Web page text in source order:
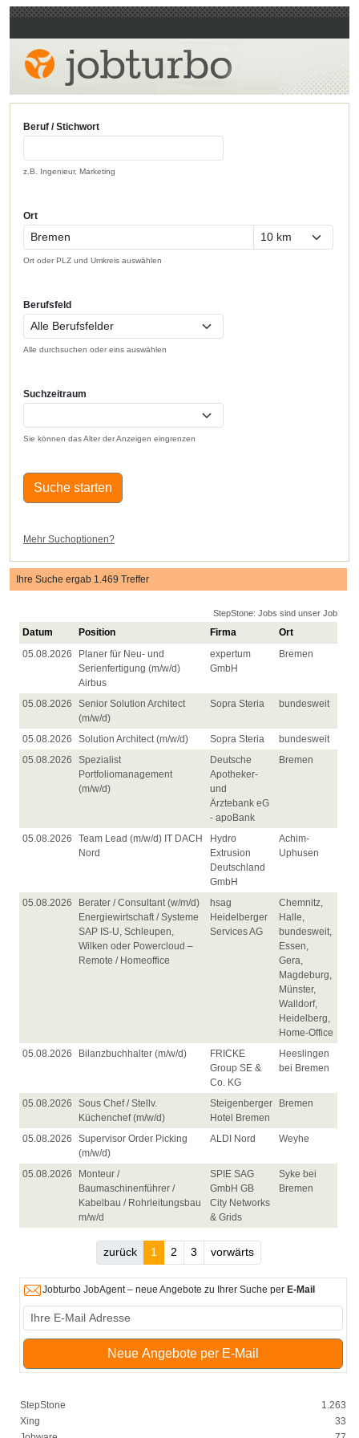
Beruf / Stichwort
z.B. Ingenieur, Marketing
Ort
Ort oder PLZ und Umkreis auswählen
Berufsfeld
Alle durchsuchen oder eins auswählen
Suchzeitraum
Sie können das Alter der Anzeigen eingrenzen
Suche starten
Mehr Suchoptionen?
Ihre Suche ergab 1.469 Treffer
StepStone: Jobs sind unser Job
Datum Position Firma
Ort
05.08.2026
Planer für Neu- und
Serienfertigung (m/w/d)
Airbus
expertum
GmbH
Bremen
05.08.2026
Senior Solution Architect
(m/w/d)
Sopra Steria bundesweit
05.08.2026 Solution Architect (m/w/d) Sopra Steria
bundesweit
05.08.2026
Spezialist
Portfoliomanagement
(m/w/d)
Deutsche
Apotheker-
und
Ärztebank eG
- apoBank
Bremen
05.08.2026
Team Lead (m/w/d) IT DACH
Nord
Hydro
Extrusion
Deutschland
GmbH
Achim-
Uphusen
05.08.2026
Berater / Consultant (w/m/d)
Energiewirtschaft / Systeme
SAP IS-U, Schleupen,
Wilken oder Powercloud –
Remote / Homeoffice
hsag
Heidelberger
Services AG
Chemnitz,
Halle,
bundesweit,
Essen,
Gera,
Magdeburg,
Münster,
Walldorf,
Heidelberg,
Home-Office
05.08.2026
Bilanzbuchhalter (m/w/d)
FRICKE
Group SE &
Co. KG
Heeslingen
bei Bremen
05.08.2026
Sous Chef / Stellv.
Küchenchef (m/w/d)
Steigenberger
Hotel Bremen
Bremen
05.08.2026
Supervisor Order Picking
(m/w/d)
ALDI Nord Weyhe
05.08.2026
Monteur /
Baumaschinenführer /
Kabelbau / Rohrleitungsbau
m/w/d
SPIE SAG
GmbH GB
City Networks
& Grids
Syke bei
Bremen
zurück 1 2 3 vorwärts
Jobturbo JobAgent – neue Angebote zu Ihrer Suche per E-Mail
Neue Angebote per E-Mail
StepStone
1.263
Xing
33